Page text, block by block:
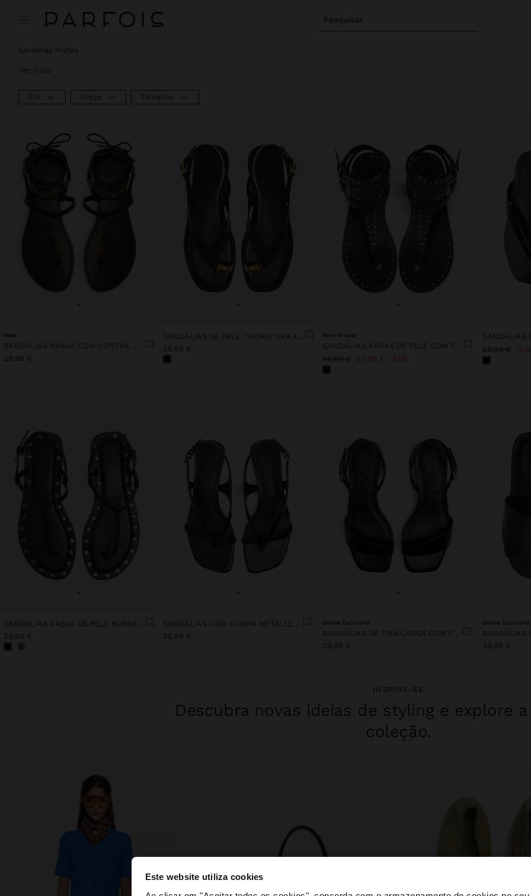
Este website utiliza cookies
Pesquisar
olá
Sandálias Pretas
Ver Tudo
Cor Preço Tamanho
+
New
SANDÁLIAS RASAS COM CONTAS METÁLICAS
29,99 €
+
SANDÁLIAS DE PELE THONG TIRA AO TORNOZELO
35,99 €
+
New to sale
SANDÁLIAS RASAS DE PELE COM TACHAS
45,99 € 25,99 € 43%
SANDÁLIAS
29,99 €
+
SANDÁLIAS RASAS DE PELE BORDA COM TACHAS
29,99 €
+
SANDÁLIAS COM CUNHA METALIZADA
35,99 €
+
Online Exclusive
SANDÁLIAS DE TIRA LARGA COM FIVELA
29,99 €
Online Exclusive
39,99 €
INSPIRE-SE
Descubra novas ideias de styling e explore
coleção.